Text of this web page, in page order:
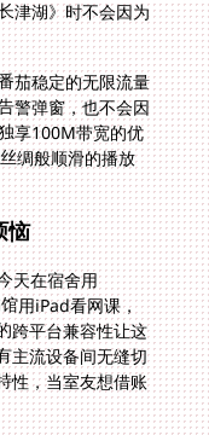
茄稳定的无限流量
警弹窗，也不会因
享100M带宽的优
丝绸般顺滑的播放
恼
天在宿舍用
看网课，
台兼容性让这
设备间无缝切
当室友想借账